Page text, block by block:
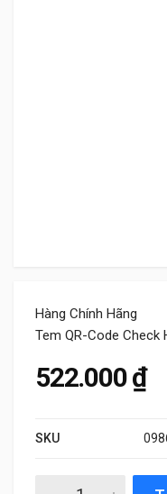
Hàng Chính Hãng
Tem QR-Code Check
522.000₫
SKU
Lọc gió điều hòa